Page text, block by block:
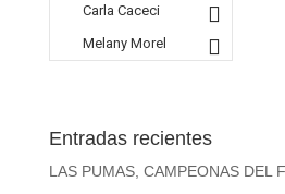
Carla Caceci
Melany Morel
Entradas recientes
LAS PUMAS, CAMPEONAS DEL